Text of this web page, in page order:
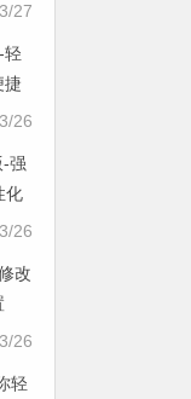
27
轻
捷
26
强
化
26
改
26
轻